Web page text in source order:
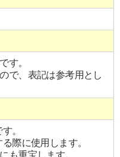
す。
で、表記は参考用とし
。
際に使用します。